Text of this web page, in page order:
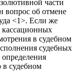
части
вопрос об отмене
<1>. Если же
кассационных
в судебном
судебных
определения
судебном